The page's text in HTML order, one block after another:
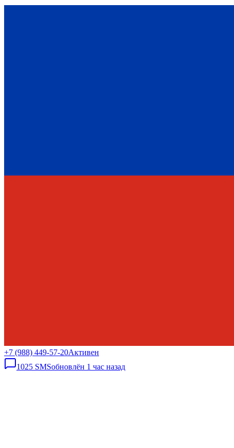
+7 (988) 449-57-20Активен
1025 SMSобновлён 1 час назад